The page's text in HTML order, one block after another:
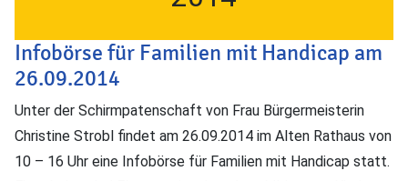
Infobörse für Familien mit Handicap am
26.09.2014
Unter der Schirmpatenschaft von Frau Bürgermeisterin
Christine Strobl findet am 26.09.2014 im Alten Rathaus von
10 – 16 Uhr eine Infobörse für Familien mit Handicap statt.